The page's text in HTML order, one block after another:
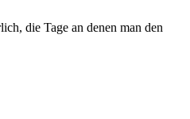
die Tage an denen man den